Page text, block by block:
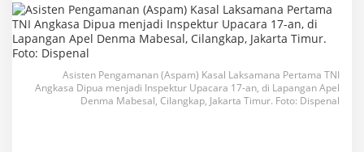
e
r
t
m
a
T
Asisten Pengamanan (Aspam) Kasal Laksamana Pertama TNI
Angkasa Dipua menjadi Inspektur Upacara 17-an, di Lapangan Apel
Denma Mabesal, Cilangkap, Jakarta Timur. Foto: Dispenal